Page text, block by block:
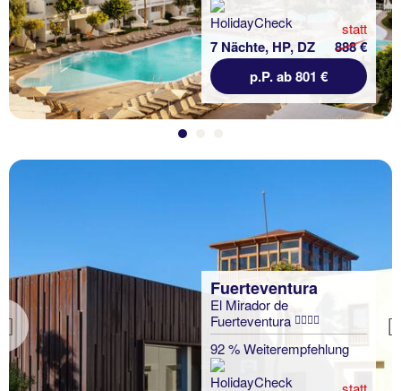
7 Nächte, HP, DZ
statt
888 €
p.P. ab 801 €
Previous
Fuerteventura
El Mirador de
Fuerteventura
92 % Weiterempfehlung